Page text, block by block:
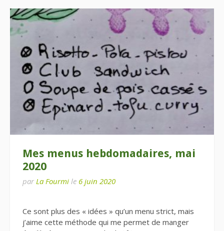
Mes menus hebdomadaires, mai
2020
par La Fourmi le 6 juin 2020
Ce sont plus des « idées » qu’un menu strict, mais
j’aime cette méthode qui me permet de manger